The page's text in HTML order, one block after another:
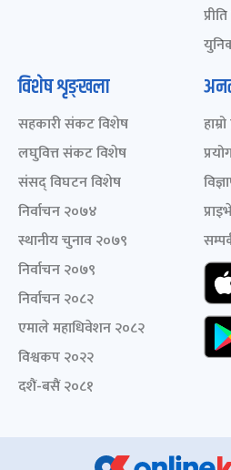
विशेष शृङ्खला
सहकारी संकट विशेष
लघुवित्त संकट विशेष
संसद् विघटन विशेष
निर्वाचन २०७४
स्थानीय चुनाव २०७९
निर्वाचन २०७९
निर्वाचन २०८२
एमाले महाधिवेशन २०८२
विश्वकप २०२२
दशैं-बसैं २०८१